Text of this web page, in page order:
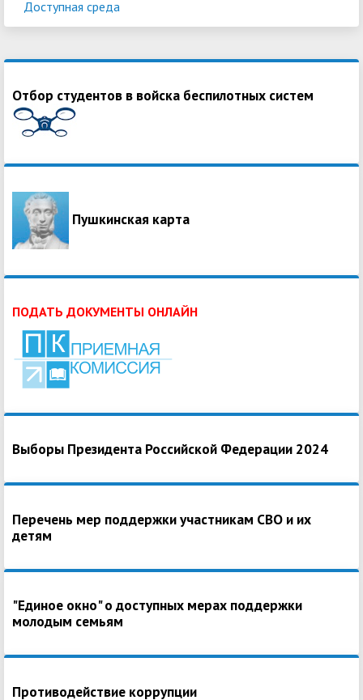
Доступная среда
Отбор студентов в войска беспилотных систем
Пушкинская карта
ПОДАТЬ ДОКУМЕНТЫ ОНЛАЙН
Выборы Президента Российской Федерации 2024
Перечень мер поддержки участникам СВО и их
детям
"Единое окно" о доступных мерах поддержки
молодым семьям
Противодействие коррупции